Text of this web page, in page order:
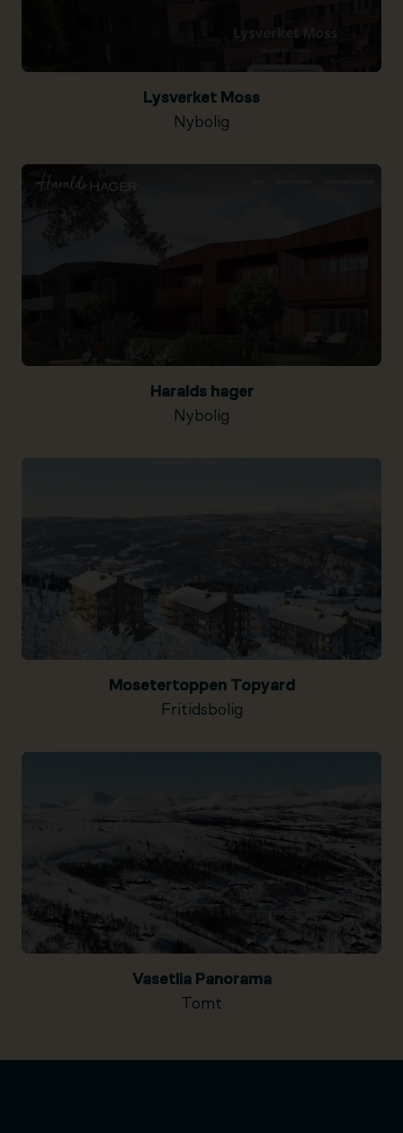
Lysverket Moss
Nybolig
Haralds hager
Nybolig
Mosetertoppen Topyard
Fritidsbolig
Vasetlia Panorama
Tomt